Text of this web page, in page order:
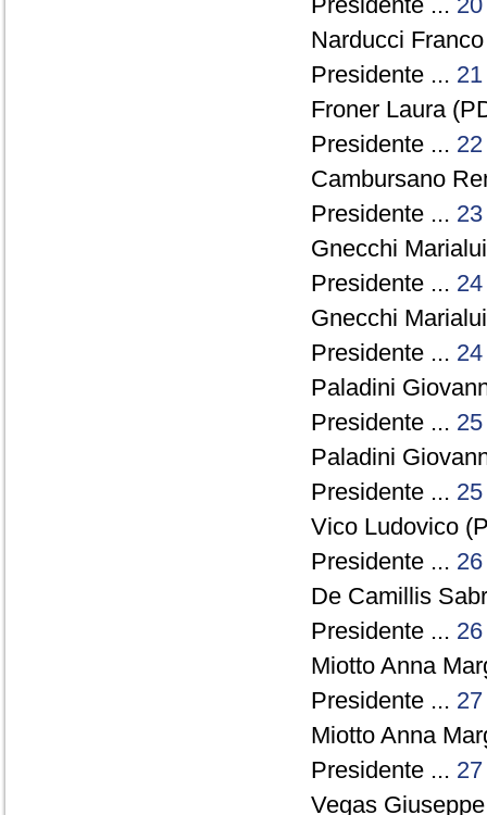
Narducci
Presidente ... 21
Froner Laura
Presidente ... 22
Cambursano
Presidente ... 23
Gnecchi
Presidente ... 24
Gnecchi
Presidente ... 24
Paladini
Presidente ... 25
Paladini
Presidente ... 25
Vico Ludovico
Presidente ... 26
De Camillis
Presidente ... 26
Miotto Anna
Presidente ... 27
Miotto Anna
Presidente ... 27
Vegas